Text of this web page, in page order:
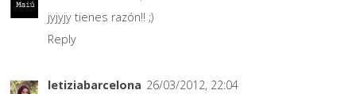
jyjyjy tienes razón!! ;)
Reply
letiziabarcelona 26/03/2012, 22:04